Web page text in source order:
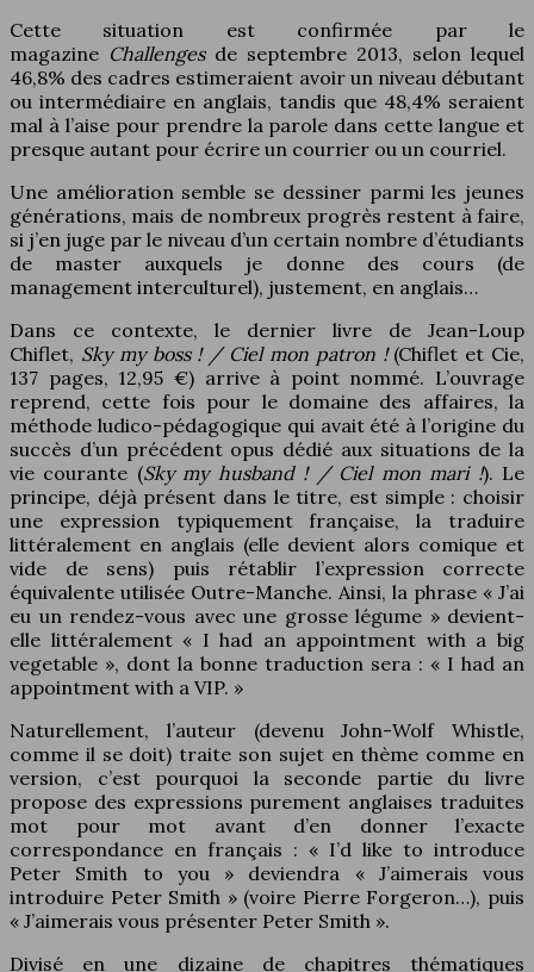
Cette situation est confirmée par le
magazine Challengesde septembre 2013, selon lequel
46,8% des cadres estimeraient avoir un niveau débutant
ou intermédiaire en anglais, tandis que 48,4% seraient
mal à l’aise pour prendre la parole dans cette langue et
presque autant pour écrire un courrier ou un courriel.
Une amélioration semble se dessiner parmi les jeunes
générations, mais de nombreux progrès restent à faire,
si j’en juge par le niveau d’un certain nombre d’étudiants
de master auxquels je donne des cours (de
management interculturel), justement, en anglais…
Dans ce contexte, le dernier livre de Jean-Loup
Chiflet, Sky my boss ! / Ciel mon patron !(Chiflet et Cie,
137 pages, 12,95 €) arrive à point nommé. L’ouvrage
reprend, cette fois pour le domaine des affaires, la
méthode ludico-pédagogique qui avait été à l’origine du
succès d’un précédent opus dédié aux situations de la
vie courante (Sky my husband ! / Ciel mon mari !). Le
principe, déjà présent dans le titre, est simple : choisir
une expression typiquement française, la traduire
littéralement en anglais (elle devient alors comique et
vide de sens) puis rétablir l’expression correcte
équivalente utilisée Outre-Manche. Ainsi, la phrase « J’ai
eu un rendez-vous avec une grosse légume » devient-
elle littéralement « I had an appointment with a big
vegetable », dont la bonne traduction sera : « I had an
appointment with a VIP. »
Naturellement, l’auteur (devenu John-Wolf Whistle,
comme il se doit) traite son sujet en thème comme en
version, c’est pourquoi la seconde partie du livre
propose des expressions purement anglaises traduites
mot pour mot avant d’en donner l’exacte
correspondance en français : « I’d like to introduce
Peter Smith to you » deviendra « J’aimerais vous
introduire Peter Smith » (voire Pierre Forgeron…), puis
« J’aimerais vous présenter Peter Smith ».
Divisé en une dizaine de chapitres thématiques